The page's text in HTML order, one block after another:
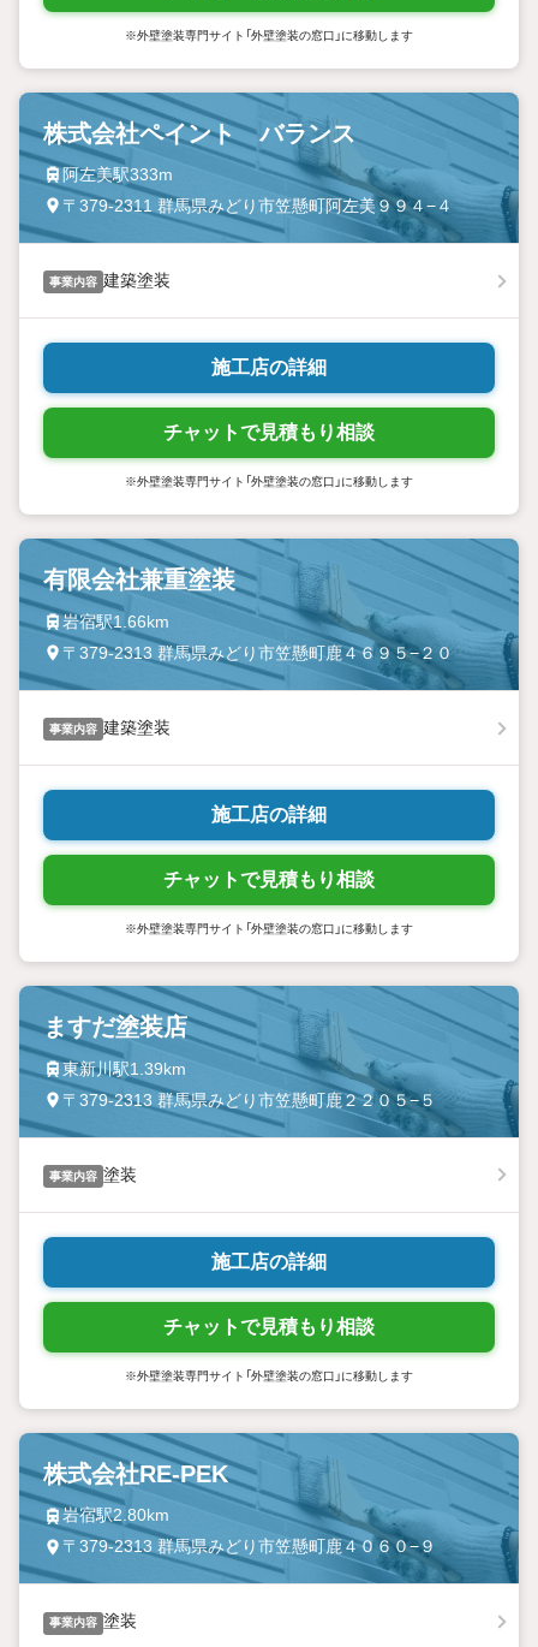
※外壁塗装専門サイト「外壁塗装の窓口」に移動します
株式会社ペイント バランス
阿左美駅333m
〒379-2311 群馬県みどり市笠懸町阿左美９９４−４
事業内容 建築塗装
施工店の詳細
チャットで見積もり相談
※外壁塗装専門サイト「外壁塗装の窓口」に移動します
有限会社兼重塗装
岩宿駅1.66km
〒379-2313 群馬県みどり市笠懸町鹿４６９５−２０
事業内容 建築塗装
施工店の詳細
チャットで見積もり相談
※外壁塗装専門サイト「外壁塗装の窓口」に移動します
ますだ塗装店
東新川駅1.39km
〒379-2313 群馬県みどり市笠懸町鹿２２０５−５
事業内容 塗装
施工店の詳細
チャットで見積もり相談
※外壁塗装専門サイト「外壁塗装の窓口」に移動します
株式会社RE-PEK
岩宿駅2.80km
〒379-2313 群馬県みどり市笠懸町鹿４０６０−９
事業内容 塗装